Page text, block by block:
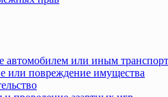
автомобилем или иным
повреждение имущества